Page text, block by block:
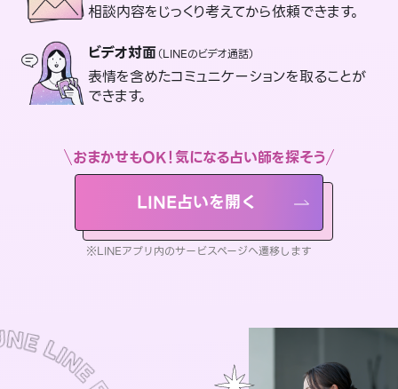
相談内容をじっくり考えてから依頼できます。
ビデオ対面（LINEのビデオ通話）
表情を含めたコミュニケーションを取ることが
できます。
おまかせもOK！気になる占い師を探そう
LINE占いを開く
※LINEアプリ内のサービスページへ遷移します